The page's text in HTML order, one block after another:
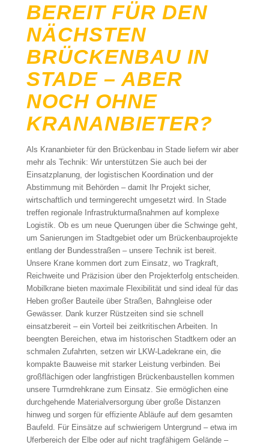
BEREIT FÜR DEN
NÄCHSTEN
BRÜCKENBAU IN
STADE – ABER
NOCH OHNE
KRANANBIETER?
Als Krananbieter für den Brückenbau in Stade liefern wir aber
mehr als Technik: Wir unterstützen Sie auch bei der
Einsatzplanung, der logistischen Koordination und der
Abstimmung mit Behörden – damit Ihr Projekt sicher,
wirtschaftlich und termingerecht umgesetzt wird. In Stade
treffen regionale Infrastrukturmaßnahmen auf komplexe
Logistik. Ob es um neue Querungen über die Schwinge geht,
um Sanierungen im Stadtgebiet oder um Brückenbauprojekte
entlang der Bundesstraßen – unsere Technik ist bereit.
Unsere Krane kommen dort zum Einsatz, wo Tragkraft,
Reichweite und Präzision über den Projekterfolg entscheiden.
Mobilkrane bieten maximale Flexibilität und sind ideal für das
Heben großer Bauteile über Straßen, Bahngleise oder
Gewässer. Dank kurzer Rüstzeiten sind sie schnell
einsatzbereit – ein Vorteil bei zeitkritischen Arbeiten. In
beengten Bereichen, etwa im historischen Stadtkern oder an
schmalen Zufahrten, setzen wir LKW-Ladekrane ein, die
kompakte Bauweise mit starker Leistung verbinden. Bei
großflächigen oder langfristigen Brückenbaustellen kommen
unsere Turmdrehkrane zum Einsatz. Sie ermöglichen eine
durchgehende Materialversorgung über große Distanzen
hinweg und sorgen für effiziente Abläufe auf dem gesamten
Baufeld. Für Einsätze auf schwierigem Untergrund – etwa im
Uferbereich der Elbe oder auf nicht tragfähigem Gelände –